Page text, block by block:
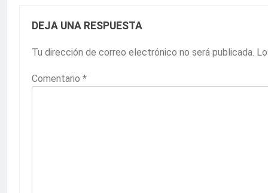
DEJA UNA RESPUESTA
Tu dirección de correo electrónico no será publicada.
Comentario *